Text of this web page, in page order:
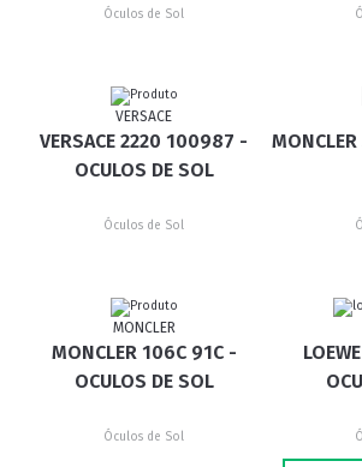
Óculos de Sol
VERSACE
VERSACE 2220 100987 -
OCULOS DE SOL
Óculos de Sol
MONCLER
MONCLER 106C 91C -
OCULOS DE SOL
Óculos de Sol